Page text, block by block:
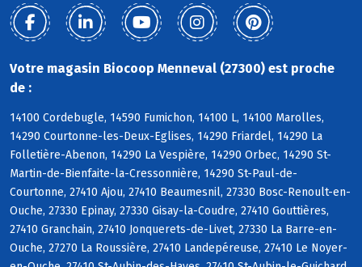
Votre magasin Biocoop Menneval (27300) est proche
de :
14100 Cordebugle, 14590 Fumichon, 14100 L, 14100 Marolles,
14290 Courtonne-les-Deux-Eglises, 14290 Friardel, 14290 La
Folletière-Abenon, 14290 La Vespière, 14290 Orbec, 14290 St-
Martin-de-Bienfaite-la-Cressonnière, 14290 St-Paul-de-
Courtonne, 27410 Ajou, 27410 Beaumesnil, 27330 Bosc-Renoult-en-
Ouche, 27330 Epinay, 27330 Gisay-la-Coudre, 27410 Gouttières,
27410 Granchain, 27410 Jonquerets-de-Livet, 27330 La Barre-en-
Ouche, 27270 La Roussière, 27410 Landepéreuse, 27410 Le Noyer-